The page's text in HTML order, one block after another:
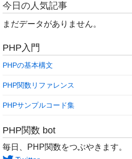
今日の人気記事
まだデータがありません。
PHP入門
PHPの基本構文
PHP関数リファレンス
PHPサンプルコード集
PHP関数 bot
毎日、PHP関数をつぶやきます。